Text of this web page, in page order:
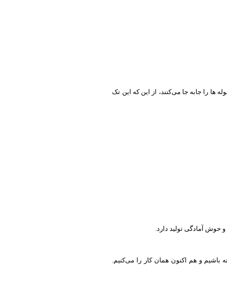
ها را جابه جا می‌کنند، از این که این تک
باشیم و هم اکنون همان کار را می‌کنیم.